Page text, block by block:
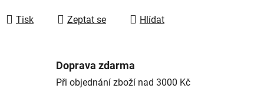
Tisk Zeptat se Hlídat
Doprava zdarma
Při objednání zboží nad 3000 Kč